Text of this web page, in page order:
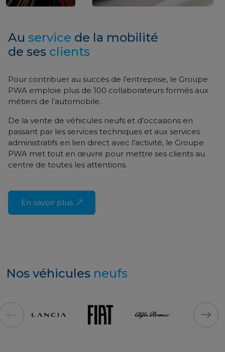
Au service de la mobilité
de ses clients
Pour contribuer au succès de l’entreprise, le Groupe
PWA emploie plus de 100 collaborateurs formés aux
métiers de l’automobile.
De la vente de véhicules neufs et d’occasions en
passant par les services techniques et aux services
administratifs en lien direct avec l’activité, le Groupe
PWA met tout en œuvre pour mettre ses clients au
centre de toutes les attentions.
En savoir plus
Nos véhicules neufs